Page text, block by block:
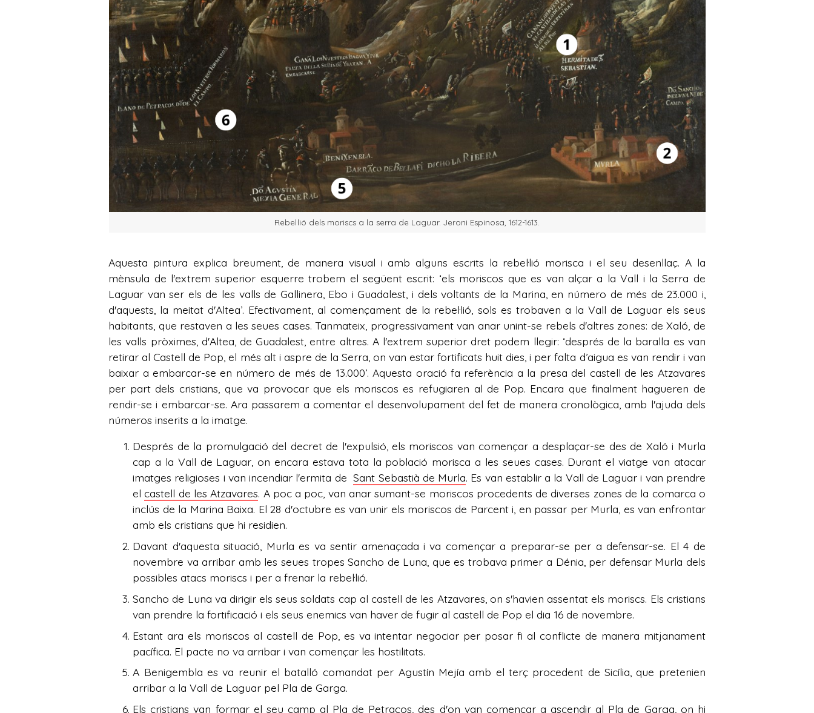
Rebel·lió dels moriscs a la serra de Laguar. Jeroni Espinosa, 1612-1613.
Aquesta pintura explica breument, de manera visual i amb alguns escrits la rebel·lió morisca i el seu desenllaç. A la
mènsula de l'extrem superior esquerre trobem el següent escrit: ‘els moriscos que es van alçar a la Vall i la Serra de
Laguar van ser els de les valls de Gallinera, Ebo i Guadalest, i dels voltants de la Marina, en número de més de 23.000 i,
d'aquests, la meitat d'Altea’. Efectivament, al començament de la rebel·lió, sols es trobaven a la Vall de Laguar els seus
habitants, que restaven a les seues cases. Tanmateix, progressivament van anar unint-se rebels d'altres zones: de Xaló, de
les valls pròximes, d'Altea, de Guadalest, entre altres. A l'extrem superior dret podem llegir: ‘després de la baralla es van
retirar al Castell de Pop, el més alt i aspre de la Serra, on van estar fortificats huit dies, i per falta d’aigua es van rendir i van
baixar a embarcar-se en número de més de 13.000’. Aquesta oració fa referència a la presa del castell de les Atzavares
per part dels cristians, que va provocar que els moriscos es refugiaren al de Pop. Encara que finalment hagueren de
rendir-se i embarcar-se. Ara passarem a comentar el desenvolupament del fet de manera cronològica, amb l'ajuda dels
números inserits a la imatge.
Després de la promulgació del decret de l'expulsió, els moriscos van començar a desplaçar-se des de Xaló i Murla
cap a la Vall de Laguar, on encara estava tota la població morisca a les seues cases. Durant el viatge van atacar
imatges religioses i van incendiar l'ermita deSant Sebastià de Murla. Es van establir a la Vall de Laguar i van prendre
elcastell de les Atzavares. A poc a poc, van anar sumant-se moriscos procedents de diverses zones de la comarca o
inclús de la Marina Baixa. El 28 d'octubre es van unir els moriscos de Parcent i, en passar per Murla, es van enfrontar
amb els cristians que hi residien.
Davant d'aquesta situació, Murla es va sentir amenaçada i va començar a preparar-se per a defensar-se. El 4 de
novembre va arribar amb les seues tropes Sancho de Luna, que es trobava primer a Dénia, per defensar Murla dels
possibles atacs moriscs i per a frenar la rebel·lió.
Sancho de Luna va dirigir els seus soldats cap al castell de les Atzavares, on s'havien assentat els moriscs. Els cristians
van prendre la fortificació i els seus enemics van haver de fugir al castell de Pop el dia 16 de novembre.
Estant ara els moriscos al castell de Pop, es va intentar negociar per posar fi al conflicte de manera mitjanament
pacífica. El pacte no va arribar i van començar les hostilitats.
A Benigembla es va reunir el batalló comandat per Agustín Mejía amb el terç procedent de Sicília, que pretenien
arribar a la Vall de Laguar pel Pla de Garga.
Els cristians van formar el seu camp al Pla de Petracos, des d'on van començar a ascendir al Pla de Garga, on hi